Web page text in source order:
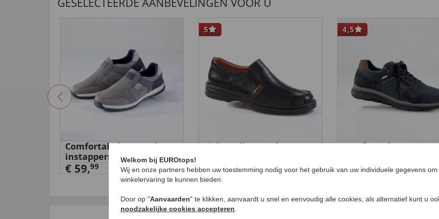
Comfortabele stretch-
instappers
€ 59,99
5
Lightwalk stretch-
€ 99,99
4,5
Comfortschoenen
€ 119,99
Welkom bij EUROtops!
Wij en onze partners hebben uw toestemming nodig voor het gebruik van uw individuele gegevens
winkelervaring te kunnen bieden.
Door op "Aanvaarden" te klikken, aanvaardt u snel en eenvoudig alle cookies, als alternatief kunt u
noodzakelijke cookies accepteren